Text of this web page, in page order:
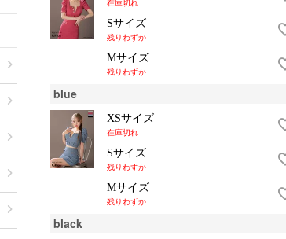
在庫切れ
Sサイズ
残りわずか
Mサイズ
残りわずか
blue
XSサイズ
在庫切れ
Sサイズ
残りわずか
Mサイズ
残りわずか
black